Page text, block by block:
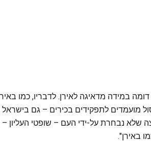
במידה מדאיגה לאירן. לדבריו, כמו
מועמדים לתפקידים בכירים – גם בישראל
שלא נבחרת על-ידי העם – שופטי העליון
באירן".